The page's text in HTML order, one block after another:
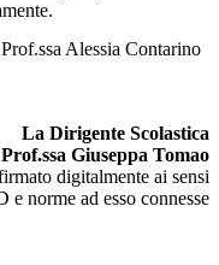
Alessia Contarino
La Dirigente Scolastica
Prof.ssa Giuseppa Tomao
digitalmente ai sensi
e norme ad esso connesse